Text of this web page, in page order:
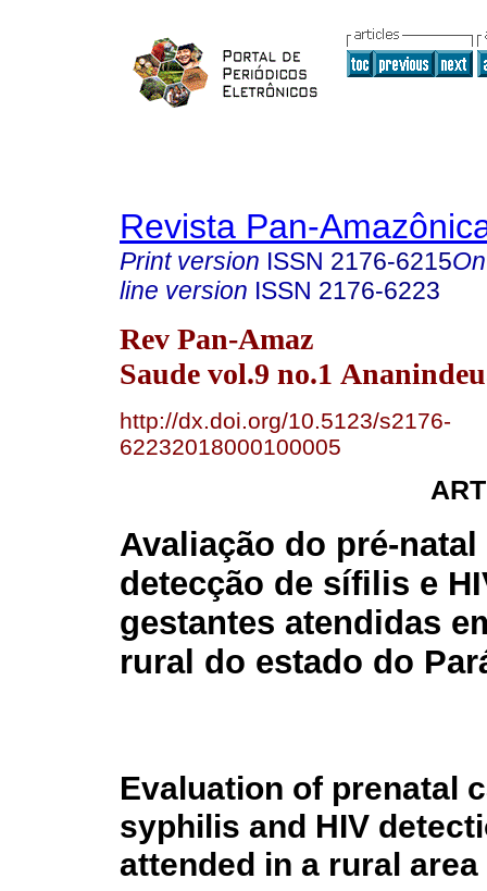
Revista Pan-
Print version ISSN 2176-6215
line version ISSN 2176-6223
Rev Pan-Amaz
Saude vol.9 no.1
http://dx.doi.org/10.5123/s2176-
62232018000100005
Avaliação do pré-
detecção de sífilis e
gestantes atendidas
rural do estado do
Evaluation of prenatal
syphilis and HIV
attended in a rural